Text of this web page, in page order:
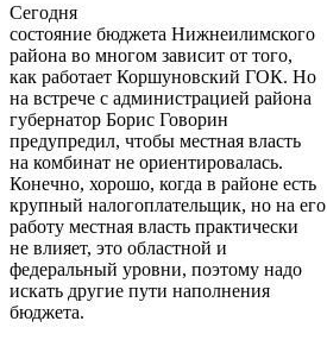
Сегодня
состояние бюджета Нижнеилимского
района во многом зависит от того,
как работает Коршуновский ГОК. Но
на встрече с администрацией района
губернатор Борис Говорин
предупредил, чтобы местная власть
на комбинат не ориентировалась.
Конечно, хорошо, когда в районе есть
крупный налогоплательщик, но на его
работу местная власть практически
не влияет, это областной и
федеральный уровни, поэтому надо
искать другие пути наполнения
бюджета.